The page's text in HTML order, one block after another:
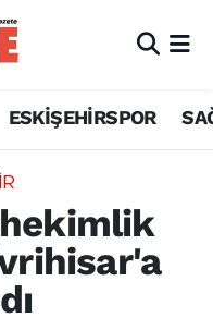
ESKİŞEHİRSPOR